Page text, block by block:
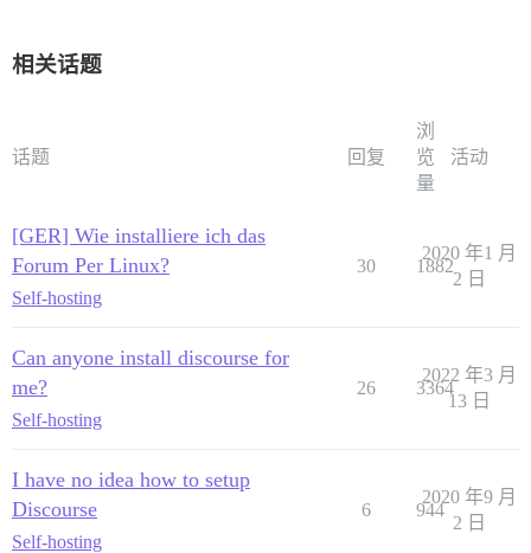
相关话题
话题 回复
浏
览
量
活动
[GER] Wie installiere ich das
Forum Per Linux?
Self-hosting
30 1882
2020 年1 月
2 日
Can anyone install discourse for
me?
Self-hosting
26 3364
2022 年3 月
13 日
I have no idea how to setup
Discourse
Self-hosting
6 944
2020 年9 月
2 日